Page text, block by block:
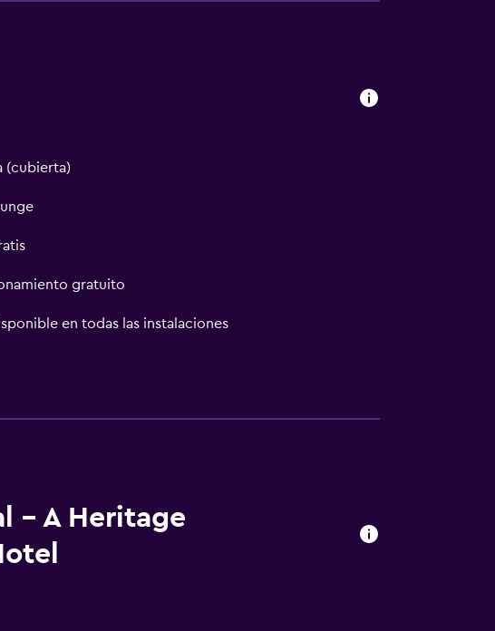
(cubierta)
gratuito
en todas las instalaciones
aseo gratis
- A Heritage